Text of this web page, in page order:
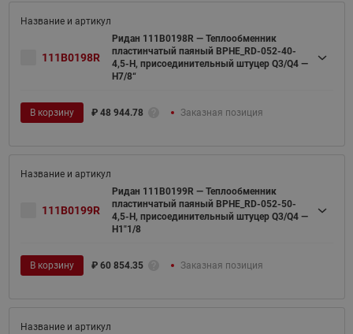
111B0198R
Ридан 111B0198R — Теплообменник
пластинчатый паяный BPHE_RD-052-40-
4,5-H, присоединительный штуцер Q3/Q4 —
H7/8“
В корзину ₽ 48 944.78 Заказная позиция
111B0199R
Ридан 111B0199R — Теплообменник
пластинчатый паяный BPHE_RD-052-50-
4,5-H, присоединительный штуцер Q3/Q4 —
H1"1/8
В корзину ₽ 60 854.35 Заказная позиция